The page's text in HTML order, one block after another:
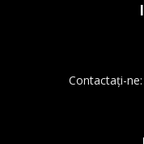
Contactați-ne: